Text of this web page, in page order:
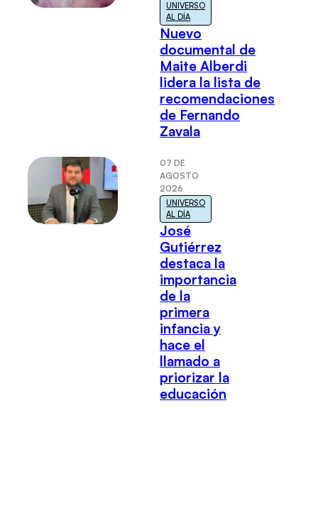
UNIVERSO
AL DÍA
Nuevo
documental de
Maite Alberdi
lidera la lista de
recomendaciones
de Fernando
Zavala
07 DE
AGOSTO
2026
UNIVERSO
AL DÍA
José
Gutiérrez
destaca la
importancia
de la
primera
infancia y
hace el
llamado a
priorizar la
educación